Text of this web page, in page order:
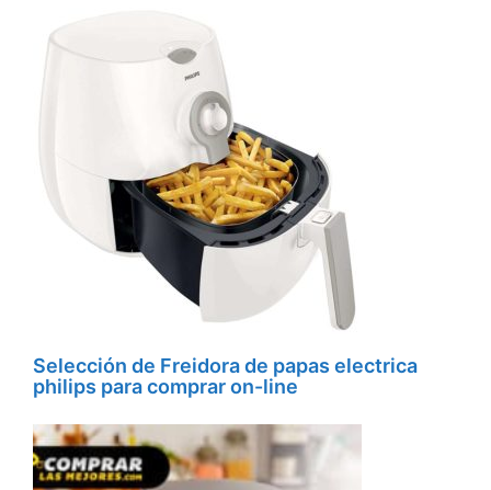
Selección de Freidora de papas electrica
philips para comprar on-line